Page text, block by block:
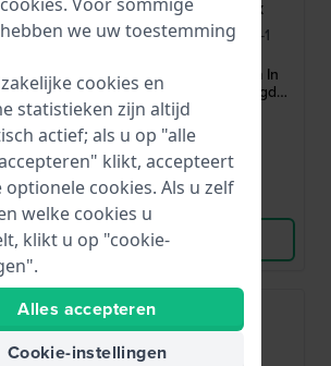
Fortis
Full
3 tot 7
Maurice Lacroix
PT1038-SSL22-330-1
Chronograph 42 mm In
Zwitserland vervaardigde
quartz-chronograaf op
zonne-energie
€ 1.575,-
● Op voorraad
Bekijk Product
we uw toestemming
cookies en
statistieken zijn altijd
actief; als u op "alle
klikt, accepteert
optionele cookies. Als u zelf
welke cookies u
klikt u op "cookie-
Alles accepteren
Cookie-instellingen